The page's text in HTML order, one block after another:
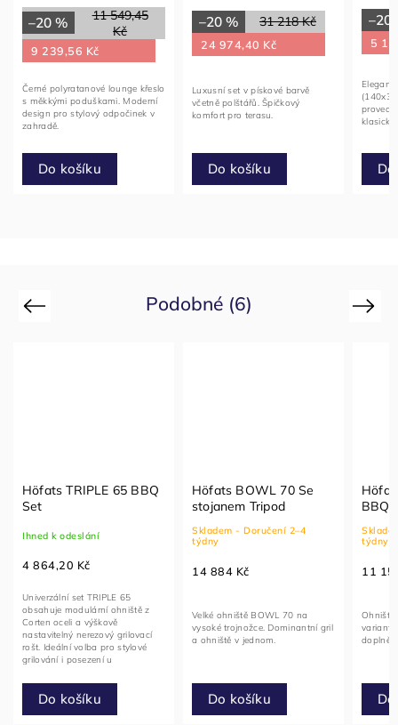
11 549,45
Kč
–20 %
9 239,56 Kč
Do košíku
Černé polyratanové lounge křeslo
s měkkými poduškami. Moderní
design pro stylový odpočinek v
zahradě.
31 218 Kč
–20 %
24 974,40 Kč
Do košíku
Luxusní set v pískové barvě
včetně polštářů. Špičkový
komfort pro terasu.
–20
5
Podobné (6)
Previous
Höfats TRIPLE 65 BBQ
Set
Ihned k odeslání
4 864,20 Kč
Do košíku
Univerzální set TRIPLE 65
obsahuje modulární ohniště z
Corten oceli a výškově
nastavitelný nerezový grilovací
rošt. Ideální volba pro stylové
grilování i posezení u
Höfats BOWL 70 Se
stojanem Tripod
Skladem - Doručení 2–4
týdny
14 884 Kč
Do košíku
Velké ohniště BOWL 70 na
vysoké trojnožce. Dominantní gril
a ohniště v jednom.
BBQ
týdny
11
Ohniště
variantě
Next